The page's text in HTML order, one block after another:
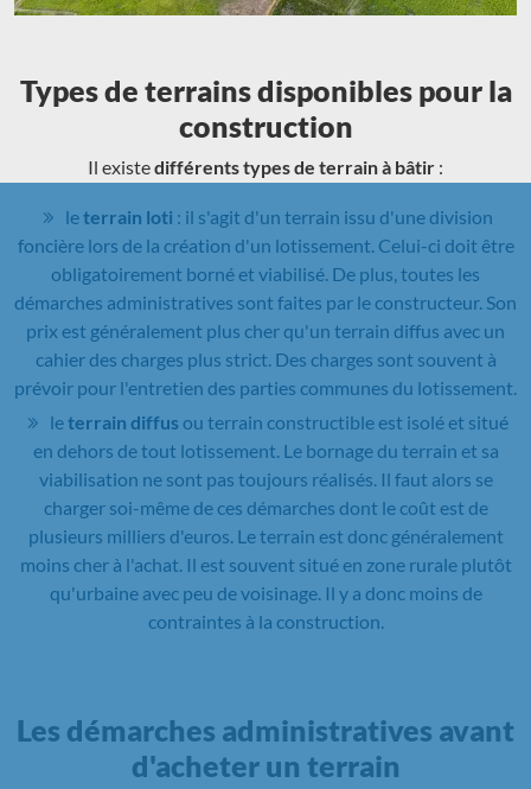
Types de terrains disponibles pour la
construction
Il existedifférents types de terrain à bâtir :
leterrain loti : il s'agit d'un terrain issu d'une division
foncière lors de la création d'un lotissement. Celui-ci doit être
obligatoirement borné et viabilisé. De plus, toutes les
démarches administratives sont faites par le constructeur. Son
prix est généralement plus cher qu'un terrain diffus avec un
cahier des charges plus strict. Des charges sont souvent à
prévoir pour l'entretien des parties communes du lotissement.
leterrain diffusou terrain constructible est isolé et situé
en dehors de tout lotissement. Le bornage du terrain et sa
viabilisation ne sont pas toujours réalisés. Il faut alors se
charger soi-même de ces démarches dont le coût est de
plusieurs milliers d'euros. Le terrain est donc généralement
moins cher à l'achat. Il est souvent situé en zone rurale plutôt
qu'urbaine avec peu de voisinage. Il y a donc moins de
contraintes à la construction.
Les démarches administratives avant
d'acheter un terrain